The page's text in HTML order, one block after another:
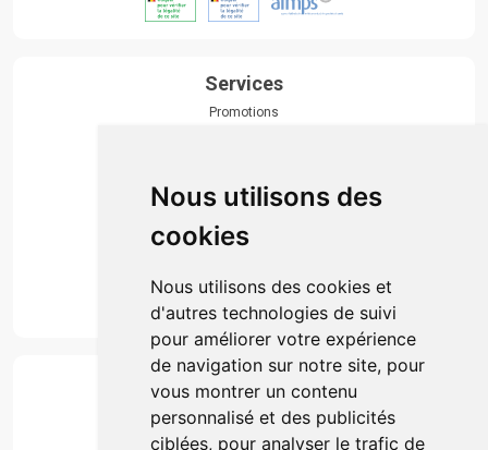
Nous utilisons des
cookies
Nous utilisons des cookies et
d'autres technologies de suivi
pour améliorer votre expérience
de navigation sur notre site, pour
vous montrer un contenu
personnalisé et des publicités
ciblées, pour analyser le trafic de
Services
Promotions
Actualités & conseils
Événements
Marques
Suivez-nous
Paiement
Simple, rapide et 100% sécurisé